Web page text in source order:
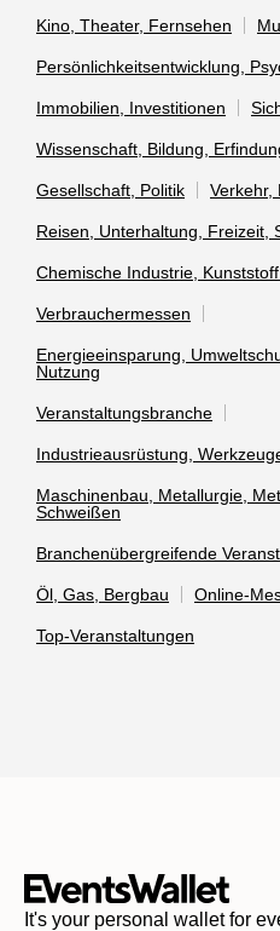
Kino, Theater, Fernsehen
Persönlichkeitsentwicklung,
Immobilien, Investitionen
Wissenschaft, Bildung,
Gesellschaft, Politik Verkehr,
Reisen, Unterhaltung, Freizeit,
Chemische Industrie,
Verbrauchermessen
Energieeinsparung,
Nutzung
Veranstaltungsbranche
Industrieausrüstung,
Maschinenbau, Metallurgie,
Schweißen
Branchenübergreifende
Öl, Gas, Bergbau Online-
Top-Veranstaltungen
It's your personal wallet for